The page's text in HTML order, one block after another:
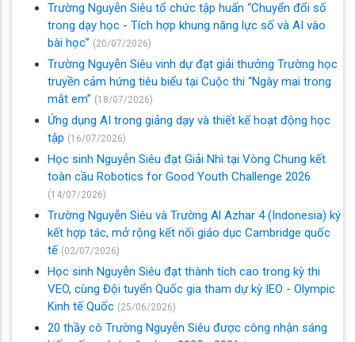
Trường Nguyễn Siêu tổ chức tập huấn “Chuyển đổi số
trong dạy học - Tích hợp khung năng lực số và AI vào
bài học” (20/07/2026)
Trường Nguyễn Siêu vinh dự đạt giải thưởng Trường học
truyền cảm hứng tiêu biểu tại Cuộc thi “Ngày mai trong
mắt em” (18/07/2026)
Ứng dụng AI trong giảng dạy và thiết kế hoạt động học
tập (16/07/2026)
Học sinh Nguyễn Siêu đạt Giải Nhì tại Vòng Chung kết
toàn cầu Robotics for Good Youth Challenge 2026
(14/07/2026)
Trường Nguyễn Siêu và Trường Al Azhar 4 (Indonesia) ký
kết hợp tác, mở rộng kết nối giáo dục Cambridge quốc
tế (02/07/2026)
Học sinh Nguyễn Siêu đạt thành tích cao trong kỳ thi
VEO, cùng Đội tuyển Quốc gia tham dự kỳ IEO - Olympic
Kinh tế Quốc (25/06/2026)
20 thầy cô Trường Nguyễn Siêu được công nhận sáng